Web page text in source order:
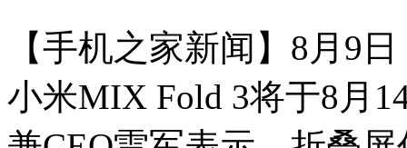
【手机之家新闻】8月9
小米MIX Fold 3将于8月